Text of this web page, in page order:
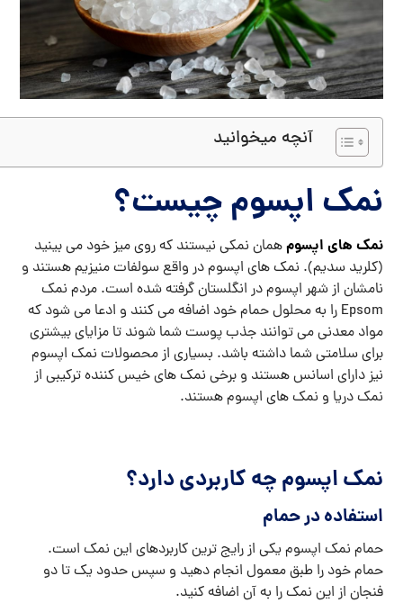
آنچه میخوانید
نمک اپسوم چیست؟
نمک های اپسومهمان نمکی نیستند که روی میز خود می بینید
(کلرید سدیم). نمک های اپسوم در واقع سولفات منیزیم هستند و
نامشان از شهر اپسوم در انگلستان گرفته شده است. مردم نمک
Epsom را به محلول حمام خود اضافه می کنند و ادعا می شود که
مواد معدنی می توانند جذب پوست شما شوند تا مزایای بیشتری
برای سلامتی شما داشته باشد. بسیاری از محصولات نمک اپسوم
نیز دارای اسانس هستند و برخی نمک های خیس کننده ترکیبی از
نمک دریا و نمک های اپسوم هستند.
نمک اپسوم چه کاربردی دارد؟
استفاده در حمام
حمام نمک اپسوم یکی از رایج ترین کاربردهای این نمک است.
حمام خود را طبق معمول انجام دهید و سپس حدود یک تا دو
فنجان از این نمک را به آن اضافه کنید.